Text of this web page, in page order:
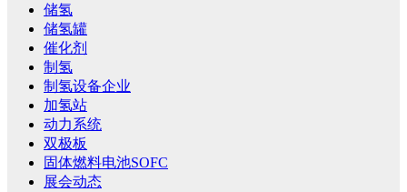
储氢
储氢罐
催化剂
制氢
制氢设备企业
加氢站
动力系统
双极板
固体燃料电池SOFC
展会动态